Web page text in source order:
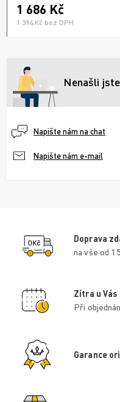
1 686 Kč
1 394 Kč bez DPH
Nenašli
Napište nám na chat
Napište nám e-mail
Doprava
na vše od 1
Zítra u Vás
Při
Garance